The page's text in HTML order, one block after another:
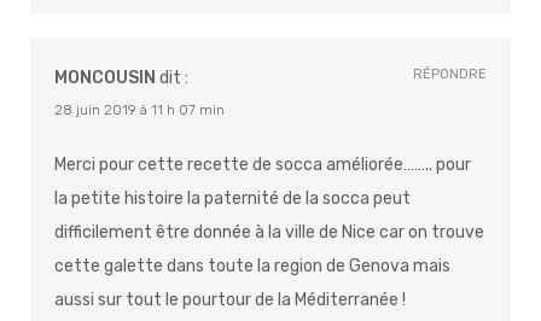
MONCOUSIN dit :
28 juin 2019 à 11 h 07 min
Merci pour cette recette de socca améliorée…….. pour
la petite histoire la paternité de la socca peut
difficilement être donnée à la ville de Nice car on trouve
cette galette dans toute la region de Genova mais
aussi sur tout le pourtour de la Méditerranée !
RÉPONDRE